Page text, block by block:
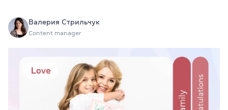
Валерия Стрильчук
Content manager